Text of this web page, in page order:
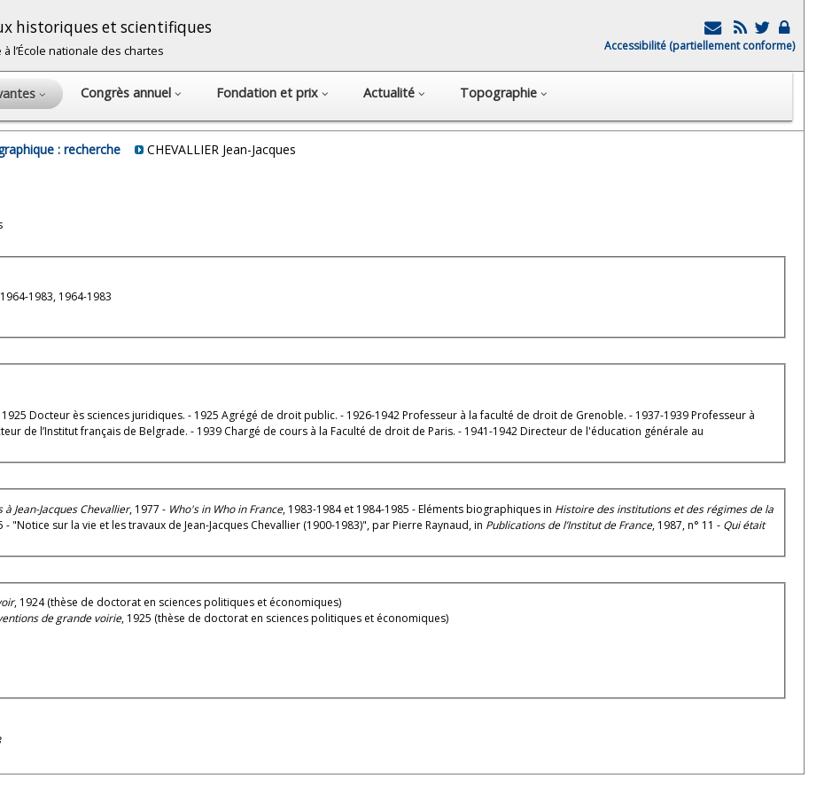
historiques et scientifiques
l’École nationale des chartes Accessibilité (partiellement conforme)
Congrès annuel Fondation et prix Actualité Topographie
: recherche CHEVALLIER Jean-Jacques
1983, 1964-1983
Docteur ès sciences juridiques. - 1925 Agrégé de droit public. - 1926-1942 Professeur à la faculté de droit de Grenoble. - 1937-1939 Professeur à
de l’Institut français de Belgrade. - 1939 Chargé de cours à la Faculté de droit de Paris. - 1941-1942 Directeur de l'éducation générale au
Jean-Jacques Chevallier, 1977 - Who's in Who in France, 1983-1984 et 1984-1985 - Eléments biographiques in Histoire des institutions et des régimes de la
- "Notice sur la vie et les travaux de Jean-Jacques Chevallier (1900-1983)", par Pierre Raynaud, in Publications de l’Institut de France, 1987, n° 11 - Qui était
, 1924 (thèse de doctorat en sciences politiques et économiques)
de grande voirie, 1925 (thèse de doctorat en sciences politiques et économiques)